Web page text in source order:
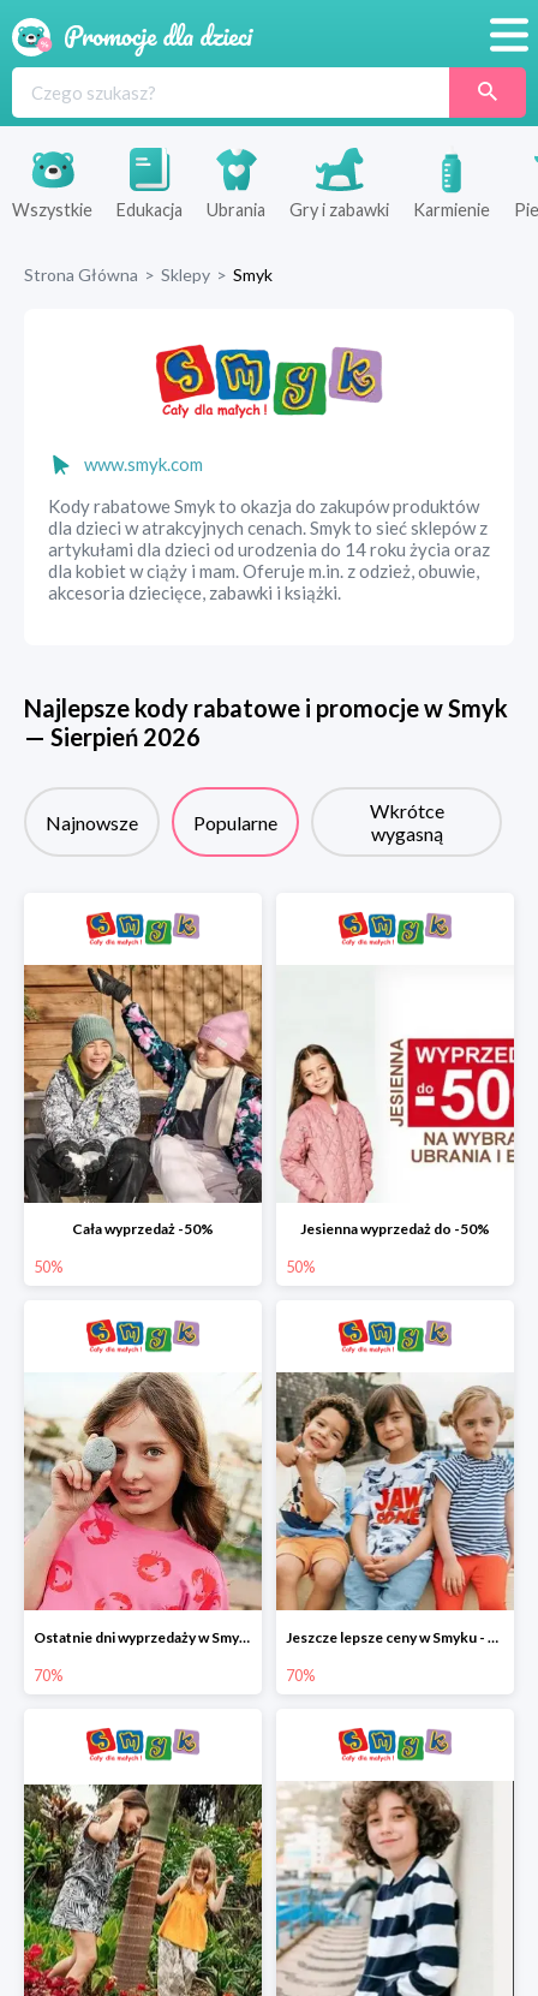
Produkty
Sklepy
Wszystkie Edukacja Ubrania Gry i zabawki Karmienie
Strona Główna > Sklepy > Smyk
www.smyk.com
Kody rabatowe Smyk to okazja do zakupów produktów
dla dzieci w atrakcyjnych cenach. Smyk to sieć sklepów z
artykułami dla dzieci od urodzenia do 14 roku życia oraz
dla kobiet w ciąży i mam. Oferuje m.in. z odzież, obuwie,
akcesoria dziecięce, zabawki i książki.
Najlepsze kody rabatowe i promocje wSmyk
— Sierpień 2026
Najnowsze Popularne
Wkrótce
wygasną
Cała wyprzedaż -50%
50%
Jesienna wyprzedaż do -50%
50%
Ostatnie dni wyprzedaży w Smyku - ubrania i buty do -70%
70%
Jeszcze lepsze ceny w Smyku - ubrania i buty do -70%
70%